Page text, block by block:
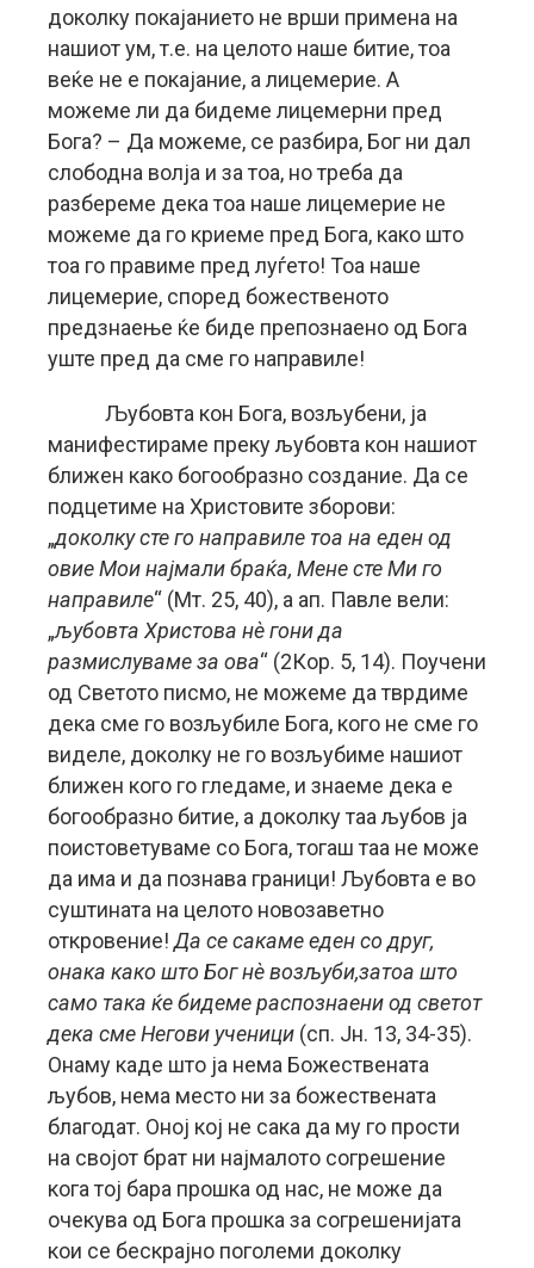
доколку покајанието не врши примена на
нашиот ум, т.е. на целото наше битие, тоа
веќе не е покајание, а лицемерие. А
можеме ли да бидеме лицемерни пред
Бога? – Да можеме, се разбира, Бог ни дал
слободна волја и за тоа, но треба да
разбереме дека тоа наше лицемерие не
можеме да го криеме пред Бога, како што
тоа го правиме пред луѓето! Тоа наше
лицемерие, според божественото
предзнаење ќе биде препознаено од Бога
уште пред да сме го направиле!
Љубовта кон Бога, возљубени, ја
манифестираме преку љубовта кон нашиот
ближен како богообразно создание. Да се
подцетиме на Христовите зборови:
„доколку сте го направиле тоа на еден од
овие Мои најмали браќа, Мене сте Ми го
направиле“ (Мт. 25, 40), а ап. Павле вели:
„љубовта Христова нѐ гони да
размислуваме за ова“ (2Кор. 5, 14). Поучени
од Светото писмо, не можеме да тврдиме
дека сме го возљубиле Бога, кого не сме го
виделе, доколку не го возљубиме нашиот
ближен кого го гледаме, и знаеме дека е
богообразно битие, а доколку таа љубов ја
поистоветуваме со Бога, тогаш таа не може
да има и да познава граници! Љубовта е во
суштината на целото новозаветно
откровение! Да се сакаме еден со друг,
онака како што Бог нѐ возљуби,затоа што
само така ќе бидеме распознаени од светот
дека сме Негови ученици (сп. Јн. 13, 34-35).
Онаму каде што ја нема Божествената
љубов, нема место ни за божествената
благодат. Оној кој не сака да му го прости
на својот брат ни најмалото согрешение
кога тој бара прошка од нас, не може да
очекува од Бога прошка за согрешенијата
кои се бескрајно поголеми доколку